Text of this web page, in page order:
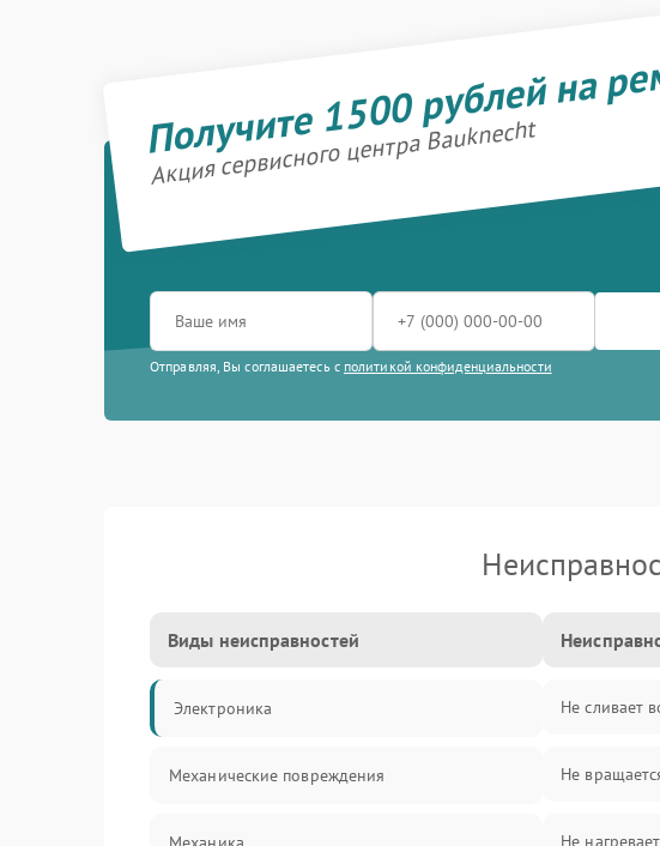
Получите 1500 рублей на
Акция сервисного центра Bauknecht
Отправляя, Вы соглашаетесь с политикой конфиденциальности
Виды неисправностей
Электроника
Механические повреждения
Не сливает
Не
Не